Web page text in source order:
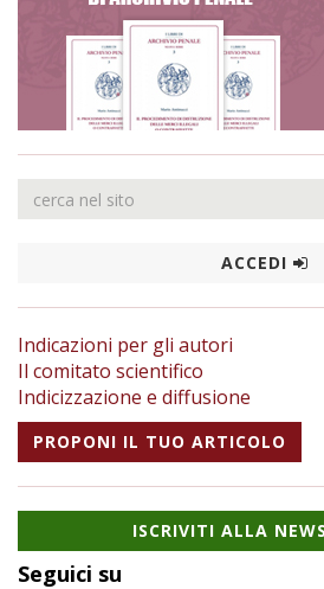
ACCEDI
Indicazioni per gli autori
Il comitato scientifico
Indicizzazione e diffusione
PROPONI IL TUO ARTICOLO
ISCRIVITI ALLA
Seguici su